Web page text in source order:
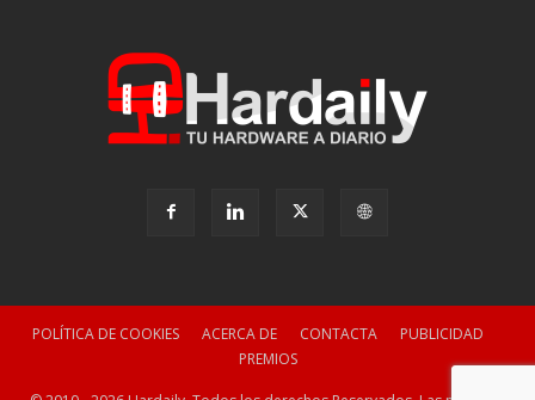
POLÍTICA DE COOKIES ACERCA DE CONTACTA
PUBLICIDAD
PREMIOS